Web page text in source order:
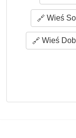
Wieś
Wieś